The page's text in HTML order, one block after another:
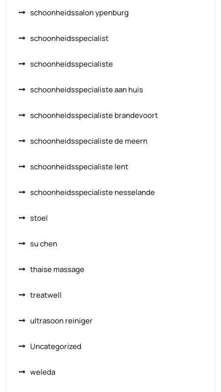
schoonheidssalon ypenburg
schoonheidsspecialist
schoonheidsspecialiste
schoonheidsspecialiste aan huis
schoonheidsspecialiste brandevoort
schoonheidsspecialiste de meern
schoonheidsspecialiste lent
schoonheidsspecialiste nesselande
stoel
su chen
thaise massage
treatwell
ultrasoon reiniger
Uncategorized
weleda